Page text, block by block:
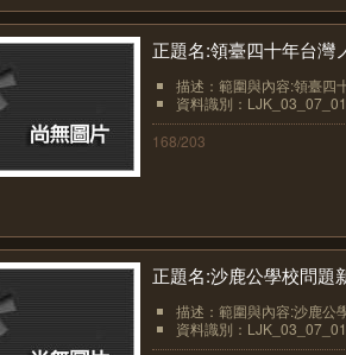
正題名:領臺四十年台灣
描述：範圍與內容:領臺四
資料識別：
168/203
正題名:沙鹿公學校問題
描述：範圍與內容:沙鹿公
資料識別：